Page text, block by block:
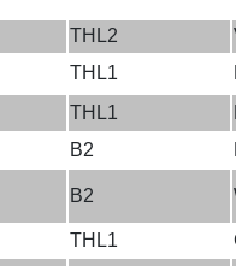
THL2
THL1
THL1
B2
B2
THL1